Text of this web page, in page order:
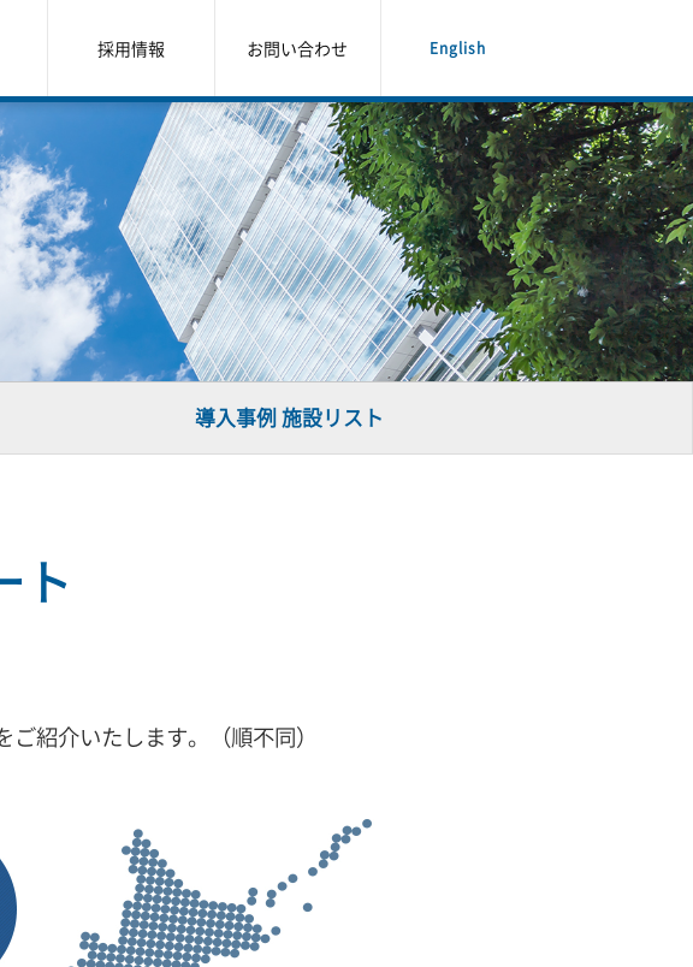
採用情報 お問い合わせ English
導入事例 施設リスト
ト
紹介いたします。（順不同）